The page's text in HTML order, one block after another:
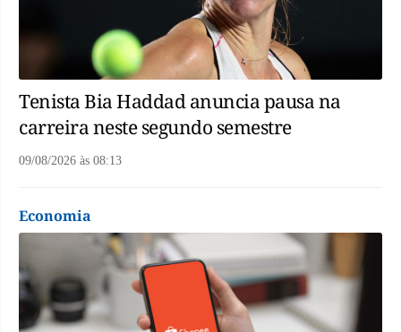
Tenista Bia Haddad anuncia pausa na
carreira neste segundo semestre
09/08/2026 às 08:13
Economia